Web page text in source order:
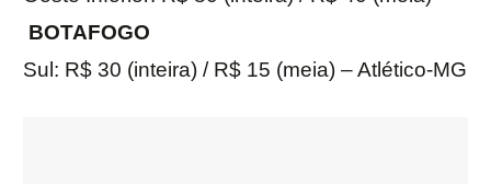
BOTAFOGO
Sul: R$ 30 (inteira) / R$ 15 (meia) – Atlético-MG